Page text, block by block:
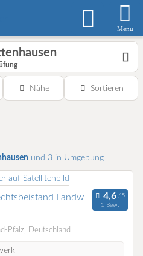
Menu
Nähe Sortieren
und 3 in Umgebung
Landw
1 Bew.
Pfalz, Deutschland